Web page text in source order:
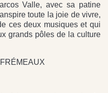
Valle, avec sa patine
toute la joie de vivre,
ces deux musiques et qui
grands pôles de la culture